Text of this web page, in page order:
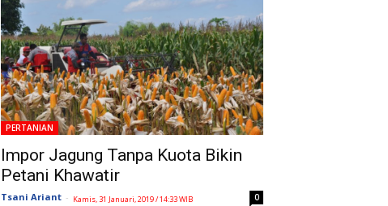
PERTANIAN
Impor Jagung Tanpa Kuota Bikin
Petani Khawatir
Tsani Ariant - Kamis, 31 Januari, 2019 / 14:33 WIB 0